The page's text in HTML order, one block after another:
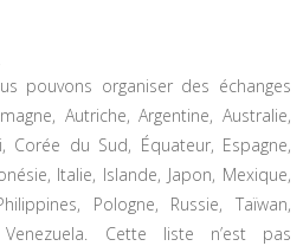
pouvons organiser des échanges
Autriche, Argentine, Australie,
Corée du Sud, Équateur, Espagne,
Italie, Islande, Japon, Mexique,
Pologne, Russie, Taïwan,
Venezuela. Cette liste n’est pas